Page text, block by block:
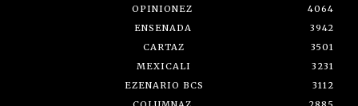
OPINIONEZ
4064
ENSENADA
3942
CARTAZ
3501
MEXICALI
3231
EZENARIO BCS
3112